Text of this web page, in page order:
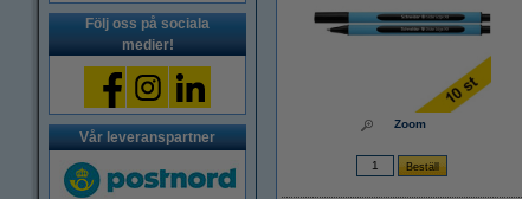
Följ oss på sociala
medier!
Vår leveranspartner
Zoom